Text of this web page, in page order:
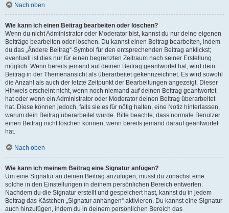
Nach oben
Wie kann ich einen Beitrag bearbeiten oder löschen?
Wenn du nicht Administrator oder Moderator bist, kannst du nur deine eigenen
Beiträge bearbeiten oder löschen. Du kannst einen Beitrag bearbeiten, indem
du das „Ändere Beitrag“-Symbol für den entsprechenden Beitrag anklickst;
eventuell ist dies nur für einen begrenzten Zeitraum nach seiner Erstellung
möglich. Wenn bereits jemand auf deinen Beitrag geantwortet hat, wird dein
Beitrag in der Themenansicht als überarbeitet gekennzeichnet. Es wird sowohl
die Anzahl als auch der letzte Zeitpunkt der Bearbeitungen angezeigt. Dieser
Hinweis erscheint nicht, wenn noch niemand auf deinen Beitrag geantwortet
hat oder wenn ein Administrator oder Moderator deinen Beitrag überarbeitet
hat. Diese können jedoch, falls sie es für nötig halten, eine Notiz hinterlassen,
warum dein Beitrag überarbeitet wurde. Bitte beachte, dass normale Benutzer
einen Beitrag nicht löschen können, wenn bereits jemand darauf geantwortet
hat.
Nach oben
Wie kann ich meinem Beitrag eine Signatur anfügen?
Um eine Signatur an deinen Beitrag anzufügen, musst du zunächst eine
solche in den Einstellungen in deinem persönlichen Bereich entwerfen.
Nachdem du die Signatur erstellt und gespeichert hast, kannst du in jedem
Beitrag das Kästchen „Signatur anhängen“ aktivieren. Du kannst eine Signatur
auch hinzufügen, indem du in deinem persönlichen Bereich das